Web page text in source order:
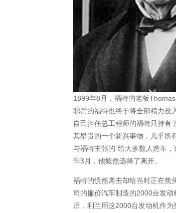
1899年8月，福特的老板
职后的福特也终于将全部精力投
自己担任总工程师的福特只持有
其昂贵的一个新兴事物，几乎所
与福特主张的“给大多数人造车
年3月，他毅然选择了离开。
福特的愤然离去却给当时正在焦
司的廉价汽车制造的2000台发
后，利兰用这2000台发动机作